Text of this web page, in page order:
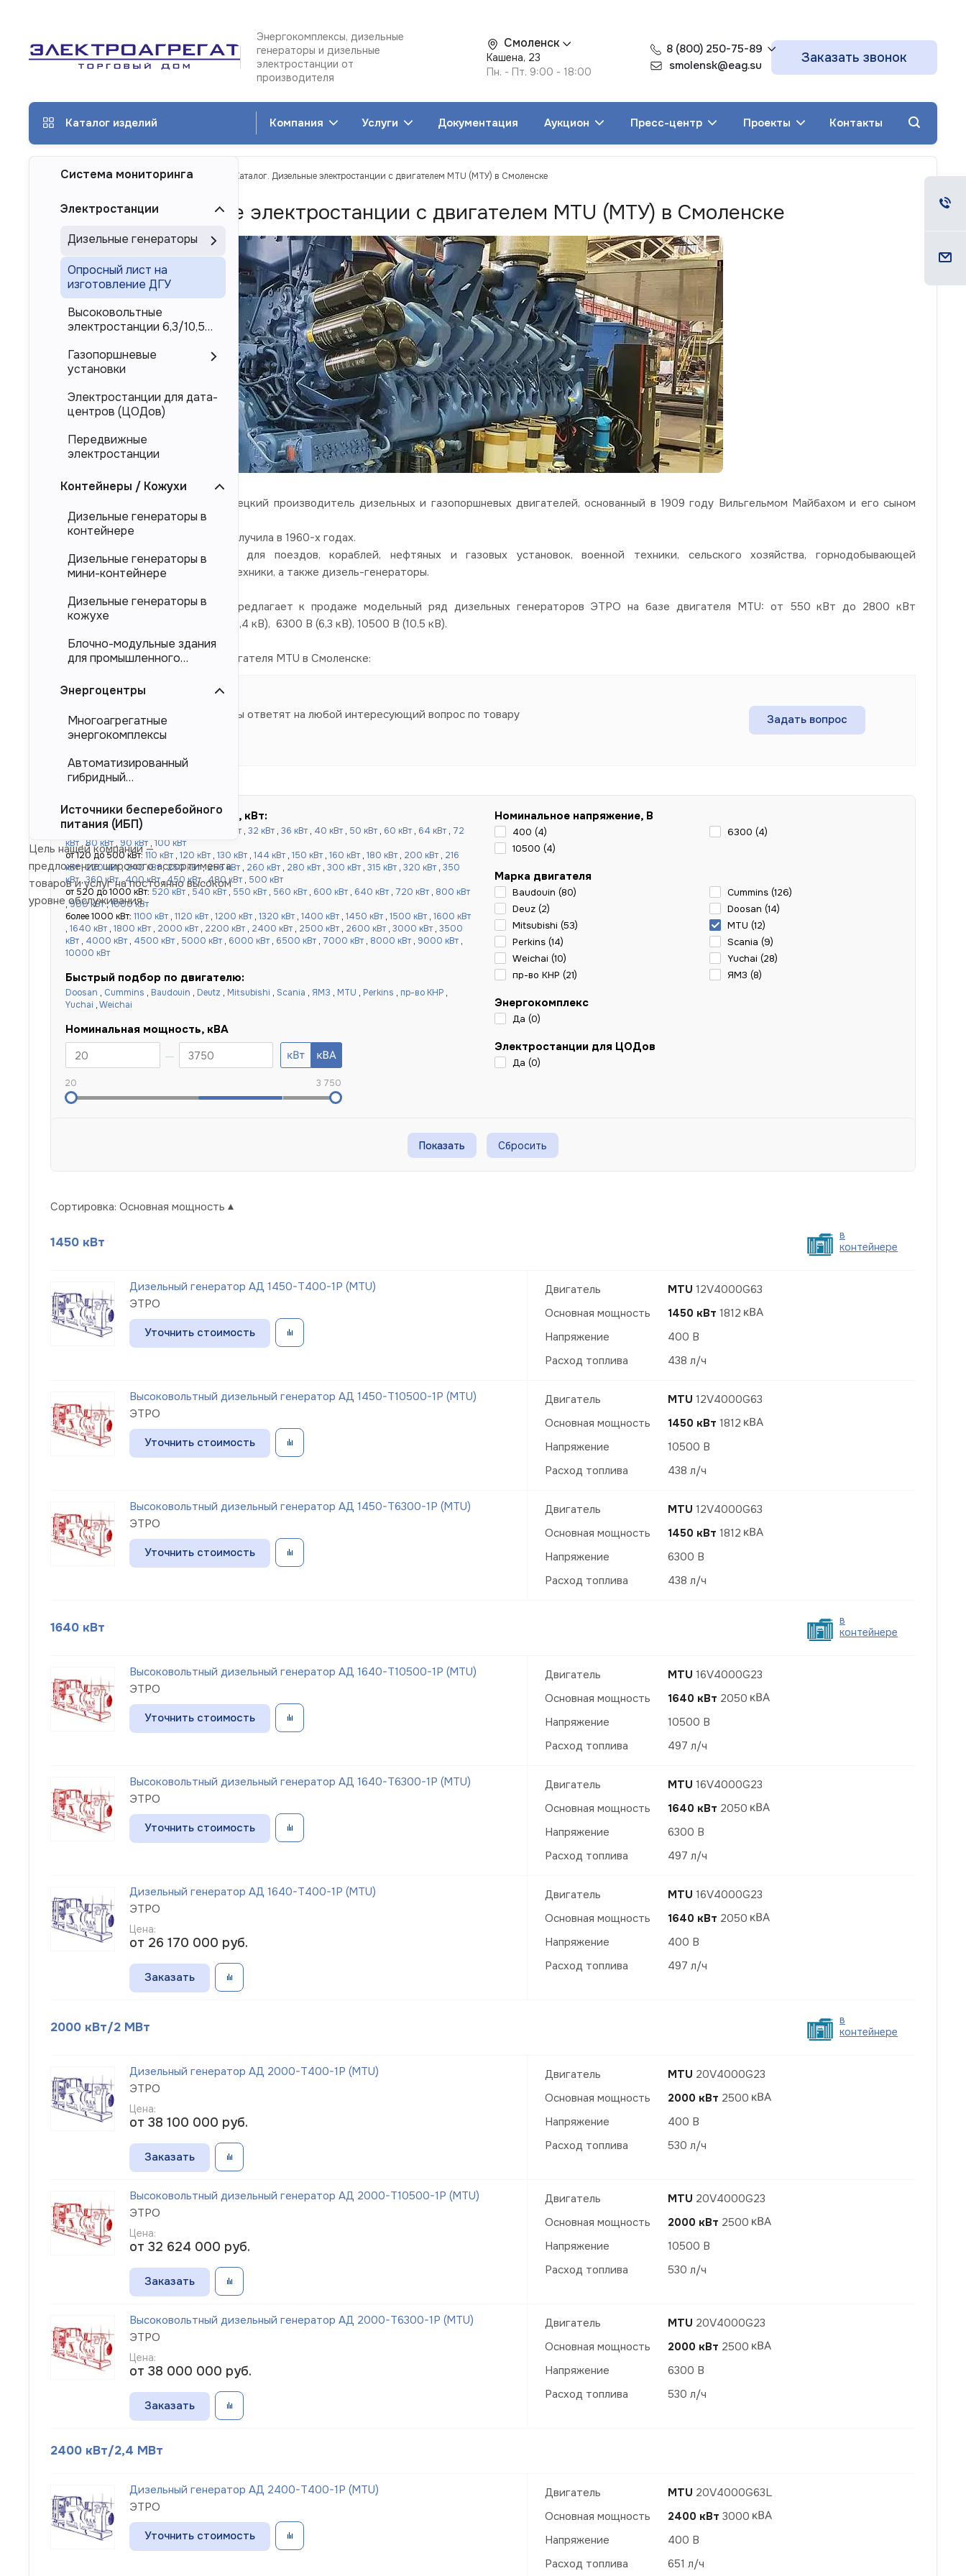
Энергокомплексы, дизельные
генераторы и дизельные
электростанции от
производителя
Смоленск
Кашена, 23
Пн. - Пт. 9:00 - 18:00
8 (800) 250-75-89
smolensk@eag.su
Заказать звонок
Каталог изделий Компания Услуги Документация Аукцион Пресс-центр Проекты Контакты
ТД Электроагрегат Каталог изделий Каталог. Дизельные электростанции с двигателем MTU (МТУ) в Смоленске
Каталог. Дизельные электростанции с двигателем MTU (МТУ) в Смоленске
- немецкий производитель дизельных и газопоршневых двигателей, основанный в 1909 году Вильгельмом Майбахом и его сыном
Карлом.
Современное название компания получила в 1960-х годах.
Компания производит двигатели для поездов, кораблей, нефтяных и газовых установок, военной техники, сельского хозяйства, горнодобывающей
промышленности и строительной техники, а также дизель-генераторы.
Компания «ТД Электроагрегат» предлагает к продаже модельный ряд дизельных генераторов ЭТРО на базе двигателя MTU: от 550 кВт до 2800 кВт
номинальным напряжением 400 В (0,4 кВ), 6300 В (6,3 кВ), 10500 В (10,5 кВ).
Дизельные генераторы на базе двигателя MTU в Смоленске:
Наши специалисты ответят на любой интересующий вопрос по товару Задать вопрос
Быстрый подбор по мощности, кВт:
до 100 кВт: 16 кВт, 30 кВт , 32 кВт , 36 кВт , 40 кВт , 50 кВт , 60 кВт , 64 кВт , 72
кВт , 80 кВт , 90 кВт , 100 кВт
от 120 до 500 кВт: 110 кВт , 120 кВт , 130 кВт , 144 кВт , 150 кВт , 160 кВт , 180 кВт , 200 кВт , 216
кВт,220 кВт,240 кВт,250 кВт,256 кВт , 260 кВт , 280 кВт , 300 кВт , 315 кВт , 320 кВт , 350
кВт,360 кВт,400 кВт,450 кВт,480 кВт , 500 кВт
от 520 до 1000 кВт: 520 кВт , 540 кВт , 550 кВт , 560 кВт , 600 кВт , 640 кВт , 720 кВт , 800 кВт
,900 кВт,1000 кВт
более 1000 кВт: 1100 кВт , 1120 кВт , 1200 кВт , 1320 кВт , 1400 кВт , 1450 кВт , 1500 кВт , 1600 кВт
, 1640 кВт , 1800 кВт , 2000 кВт , 2200 кВт , 2400 кВт , 2500 кВт , 2600 кВт , 3000 кВт , 3500
кВт , 4000 кВт , 4500 кВт , 5000 кВт , 6000 кВт , 6500 кВт , 7000 кВт , 8000 кВт , 9000 кВт ,
10000 кВт
Быстрый подбор по двигателю:
Doosan , Cummins , Baudouin , Deutz , Mitsubishi , Scania , ЯМЗ , MTU , Perkins , пр-во КНР ,
Yuchai ,Weichai
Номинальная мощность, кВА
20 3 750
Номинальное напряжение, В
400 (4) 6300 (4)
10500 (4)
Марка двигателя
Baudouin (80) Cummins (126)
Deuz (2) Doosan (14)
Mitsubishi (53) MTU (12)
Perkins (14) Scania (9)
Weichai (10) Yuchai (28)
пр-во КНР (21) ЯМЗ (8)
Энергокомплекс
Да (0)
Электростанции для ЦОДов
Да (0)
Сбросить
Сортировка: Основная мощность
1450 кВт
в
контейнере
Дизельный генератор АД 1450-Т400-1Р (MTU)
ЭТРО
Уточнить стоимость
Двигатель MTU 12V4000G63
Основная мощность
1450 кВт 1812
Напряжение
400 В
Расход топлива
438 л/ч
Высоковольтный дизельный генератор АД 1450-Т10500-1Р (MTU)
ЭТРО
Уточнить стоимость
Двигатель MTU 12V4000G63
Основная мощность
1450 кВт 1812
Напряжение
10500 В
Расход топлива
438 л/ч
Высоковольтный дизельный генератор АД 1450-Т6300-1Р (MTU)
ЭТРО
Уточнить стоимость
Двигатель MTU 12V4000G63
Основная мощность
1450 кВт 1812
Напряжение
6300 В
Расход топлива
438 л/ч
1640 кВт
в
контейнере
Высоковольтный дизельный генератор АД 1640-Т10500-1Р (MTU)
ЭТРО
Уточнить стоимость
Двигатель MTU 16V4000G23
Основная мощность
1640 кВт 2050
Напряжение
10500 В
Расход топлива
497 л/ч
Высоковольтный дизельный генератор АД 1640-Т6300-1Р (MTU)
ЭТРО
Уточнить стоимость
Двигатель MTU 16V4000G23
Основная мощность
1640 кВт 2050
Напряжение
6300 В
Расход топлива
497 л/ч
Дизельный генератор АД 1640-Т400-1Р (MTU)
ЭТРО
Цена:
от 26 170 000 руб.
Заказать
Двигатель MTU 16V4000G23
Основная мощность
1640 кВт 2050
Напряжение
400 В
Расход топлива
497 л/ч
2000 кВт/2 МВт
в
контейнере
Дизельный генератор АД 2000-Т400-1Р (MTU)
ЭТРО
Цена:
от 38 100 000 руб.
Заказать
Двигатель MTU 20V4000G23
Основная мощность
2000 кВт 2500
Напряжение
400 В
Расход топлива
530 л/ч
Высоковольтный дизельный генератор АД 2000-Т10500-1Р (MTU)
ЭТРО
Цена:
от 32 624 000 руб.
Заказать
Двигатель MTU 20V4000G23
Основная мощность
2000 кВт 2500
Напряжение
10500 В
Расход топлива
530 л/ч
Высоковольтный дизельный генератор АД 2000-Т6300-1Р (MTU)
ЭТРО
Цена:
от 38 000 000 руб.
Заказать
Двигатель MTU 20V4000G23
Основная мощность
2000 кВт 2500
Напряжение
6300 В
Расход топлива
530 л/ч
2400 кВт/2,4 МВт
Дизельный генератор АД 2400-Т400-1Р (MTU)
ЭТРО
Уточнить стоимость
Двигатель MTU 20V4000G63L
Основная мощность
2400 кВт 3000
Напряжение
400 В
Расход топлива
651 л/ч
Система мониторинга
Электростанции
Дизельные генераторы
Опросный лист на
изготовление ДГУ
Высоковольтные
электростанции 6,3/10,5
Газопоршневые
установки
Электростанции для дата-
центров (ЦОДов)
Передвижные
электростанции
Контейнеры / Кожухи
Дизельные генераторы в
контейнере
Дизельные генераторы в
мини-контейнере
Дизельные генераторы в
кожухе
Блочно-модульные здания
для промышленного
оборудования (БМЗ)
Энергоцентры
Многоагрегатные
энергокомплексы
Автоматизированный
гибридный
Источники бесперебойного
питания (ИБП)
Цель нашей компании —
предложение широкого ассортимента
товаров и услуг на постоянно высоком
уровне обслуживания.